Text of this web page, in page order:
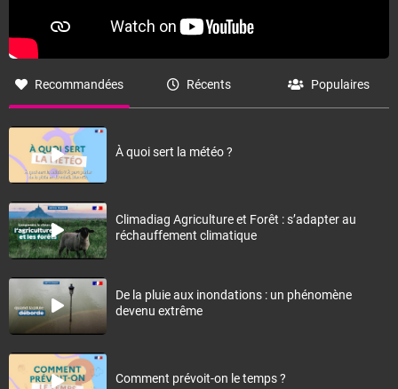
Recommandées Récents Populaires
À quoi sert la météo ?
Climadiag Agriculture et Forêt : s’adapter au
réchauffement climatique
De la pluie aux inondations : un phénomène
devenu extrême
Comment prévoit-on le temps ?